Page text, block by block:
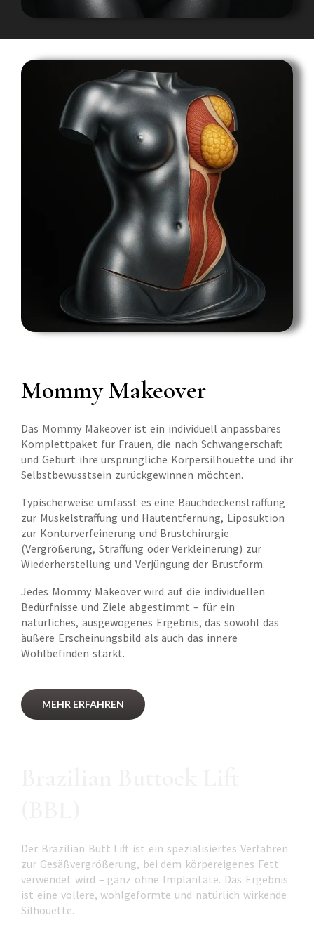
Mommy Makeover
Das Mommy Makeover ist ein individuell anpassbares
Komplettpaket für Frauen, die nach Schwangerschaft
und Geburt ihre ursprüngliche Körpersilhouette und ihr
Selbstbewusstsein zurückgewinnen möchten.
Typischerweise umfasst es eine Bauchdeckenstraffung
zur Muskelstraffung und Hautentfernung, Liposuktion
zur Konturverfeinerung und Brustchirurgie
(Vergrößerung, Straffung oder Verkleinerung) zur
Wiederherstellung und Verjüngung der Brustform.
Jedes Mommy Makeover wird auf die individuellen
Bedürfnisse und Ziele abgestimmt – für ein
natürliches, ausgewogenes Ergebnis, das sowohl das
äußere Erscheinungsbild als auch das innere
Wohlbefinden stärkt.
MEHR ERFAHREN
Der Brazilian Butt Lift ist ein spezialisiertes Verfahren
zur Gesäßvergrößerung, bei dem körpereigenes Fett
verwendet wird – ganz ohne Implantate. Das Ergebnis
ist eine vollere, wohlgeformte und natürlich wirkende
Silhouette.